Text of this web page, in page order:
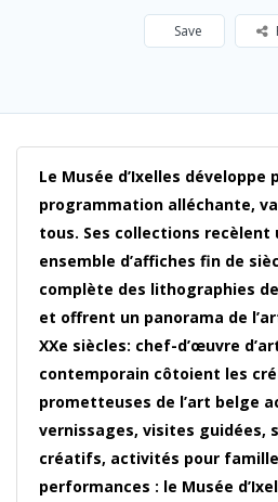
Save
Le Musée d’Ixelles
programmation alléchante,
tous. Ses collections recèlent
ensemble d’affiches fin de
complète des lithographies
et offrent un panorama de
XXe siècles: chef-d’œuvre
contemporain côtoient les
prometteuses de l’art belge
vernissages, visites guidées,
créatifs, activités pour
performances : le Musée